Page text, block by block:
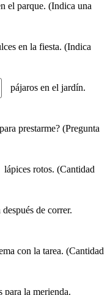
el parque. (Indica una
en la fiesta. (Indica
pájaros en el jardín.
prestarme? (Pregunta
lápices rotos. (Cantidad
después de correr.
con la tarea. (Cantidad
para la merienda.